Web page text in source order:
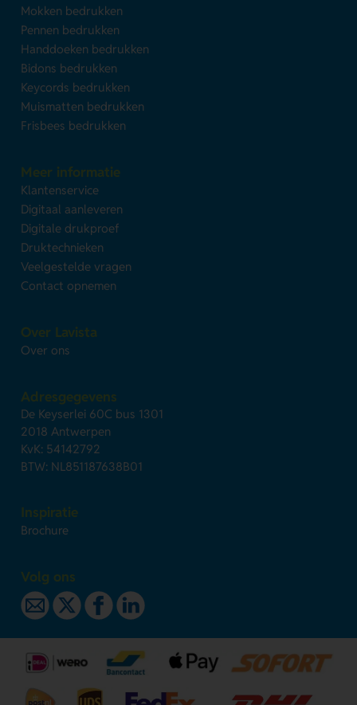
Mokken bedrukken
Pennen bedrukken
Handdoeken bedrukken
Bidons bedrukken
Keycords bedrukken
Muismatten bedrukken
Frisbees bedrukken
Meer informatie
Klantenservice
Digitaal aanleveren
Digitale drukproef
Druktechnieken
Veelgestelde vragen
Contact opnemen
Over Lavista
Over ons
Adresgegevens
De Keyserlei 60C bus 1301
2018 Antwerpen
KvK: 54142792
BTW: NL851187638B01
Inspiratie
Brochure
Volg ons